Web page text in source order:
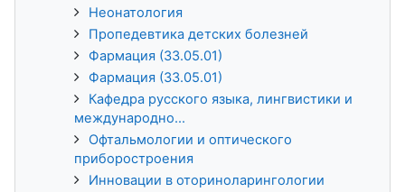
Неонатология
Пропедевтика детских болезней
Фармация (33.05.01)
Фармация (33.05.01)
Кафедра русского языка, лингвистики и
международно...
Офтальмологии и оптического
приборостроения
Инновации в оториноларингологии